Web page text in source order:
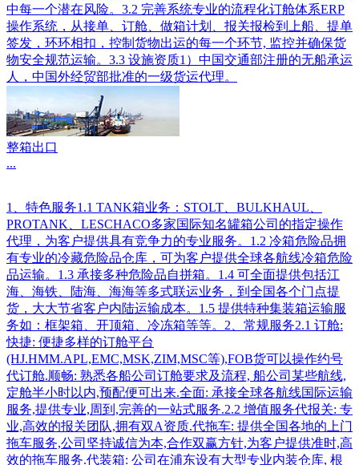
中每一个潜在风险。3.2 完善系统专业的流程化订舱体系ERP
操作系统，从接单、订舱、做箱计划、报关报检到上船、提单
签发，环环相扣，控制货物出运的每一个环节, 监控并确保货
物安全规范运输。3.3 设施资质1）中国交通部注册的无船承运
人，中国外经贸部批准的一级货运代理。
整箱出口
...
1、特色服务1.1 TANK箱业务：STOLT、BULKHAUL、
PROTANK、LESCHACO多家国际知名罐箱公司的指定操作
代理，为客户提供具有竞争力的专业服务。1.2 冷箱危险品拥
有专业的冷藏危险品仓库，可为客户提供全球各航线冷箱危险
品运输。1.3 承接多种危险品自拼箱。1.4 可全面提供包括江
海、海铁、陆海、海海等多式联运业务，到全国各个门点提
货，大大节省客户内陆运输成本。1.5 提供特种集装箱运输服
务如：框架箱、开顶箱、冷冻箱等等。2、常规服务2.1 订舱:
快捷: 便捷多样的订舱平台
(HJ.HMM.APL,EMC,MSK,ZIM,MSC等),FOB货可以操作约号
代订舱.顺畅: 熟悉各船公司订舱要求及流程, 船公司某些航线,
定舱半小时以内,预配便可出来.全面: 承接全球各航线国际运输
服务,提供专业,周到,完善的一站式服务.2.2 增值服务代报关: 专
业,高效的报关团队,拥有双A资质.代拖车: 提供全国各地的上门
拖车服务,公司坚持诚信为本,合作双赢方针,为客户提供准时,高
效的拖车服务.代装箱: 公司在浦东设有大型专业内装仓库, 根